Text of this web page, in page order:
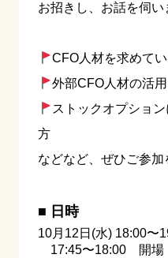
お招きし、お話を伺い
CFO人材を求めて
外部CFO人材の活
ストックオプショ
方
などなど、ぜひご参加
■ 日時
10月12日(水) 18:00〜
17:45〜18:00 開場